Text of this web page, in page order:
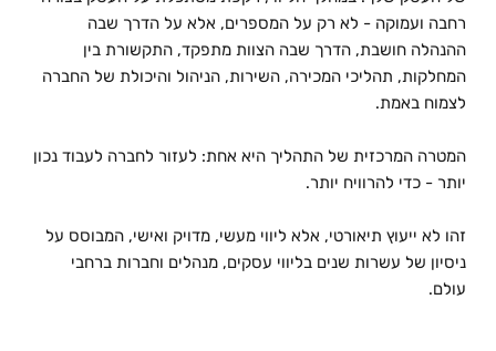
לצמוח באמת.
יותר - כדי להרוויח יותר.
עולם.